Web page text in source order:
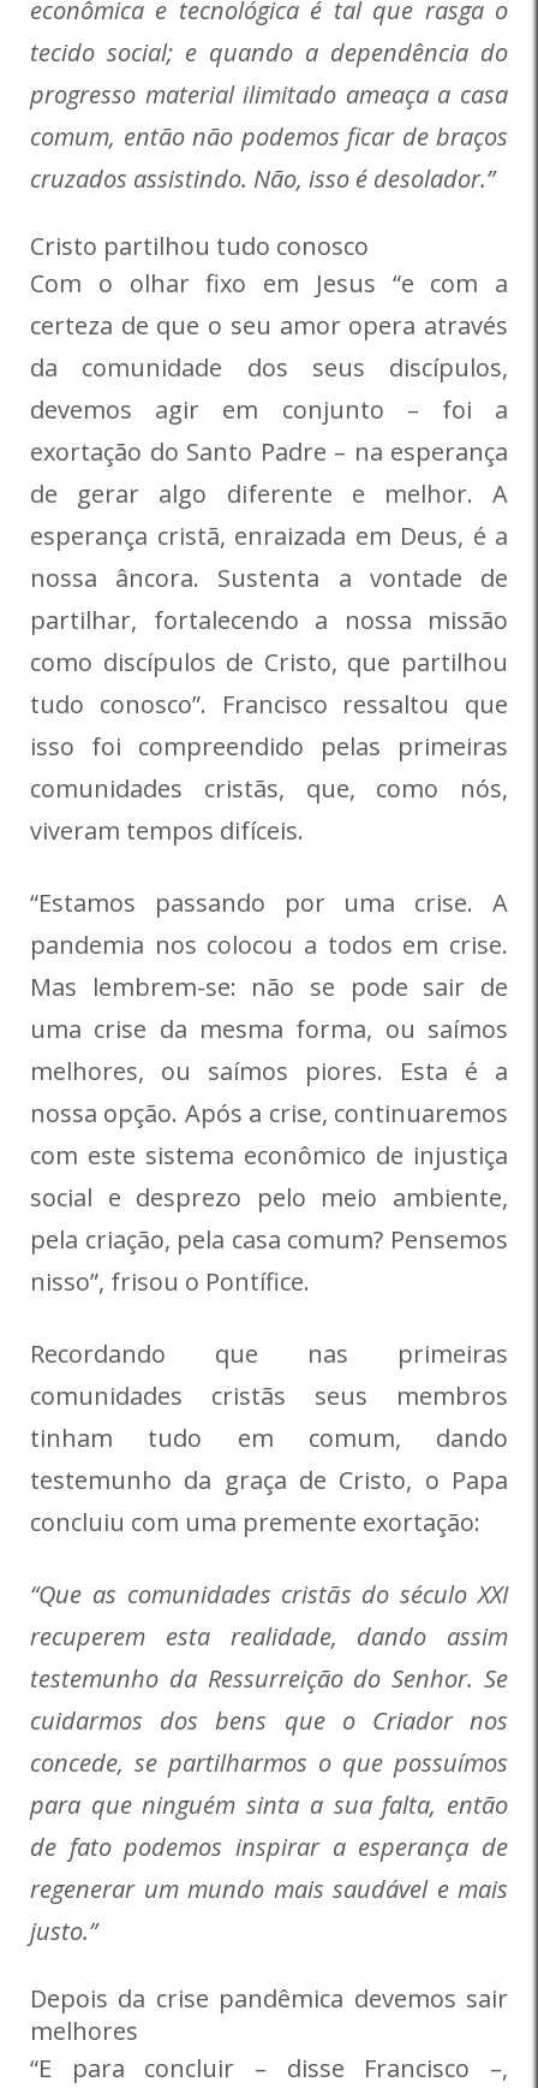
econômica e tecnológica é tal que rasga o
tecido social; e quando a dependência do
progresso material ilimitado ameaça a casa
comum, então não podemos ficar de braços
cruzados assistindo. Não, isso é desolador.”
Cristo partilhou tudo conosco
Com o olhar fixo em Jesus “e com a
certeza de que o seu amor opera através
da comunidade dos seus discípulos,
devemos agir em conjunto – foi a
exortação do Santo Padre – na esperança
de gerar algo diferente e melhor. A
esperança cristã, enraizada em Deus, é a
nossa âncora. Sustenta a vontade de
partilhar, fortalecendo a nossa missão
como discípulos de Cristo, que partilhou
tudo conosco”. Francisco ressaltou que
isso foi compreendido pelas primeiras
comunidades cristãs, que, como nós,
viveram tempos difíceis.
“Estamos passando por uma crise. A
pandemia nos colocou a todos em crise.
Mas lembrem-se: não se pode sair de
uma crise da mesma forma, ou saímos
melhores, ou saímos piores. Esta é a
nossa opção. Após a crise, continuaremos
com este sistema econômico de injustiça
social e desprezo pelo meio ambiente,
pela criação, pela casa comum? Pensemos
nisso”, frisou o Pontífice.
Recordando que nas primeiras
comunidades cristãs seus membros
tinham tudo em comum, dando
testemunho da graça de Cristo, o Papa
concluiu com uma premente exortação:
“Que as comunidades cristãs do século XXI
recuperem esta realidade, dando assim
testemunho da Ressurreição do Senhor. Se
cuidarmos dos bens que o Criador nos
concede, se partilharmos o que possuímos
para que ninguém sinta a sua falta, então
de fato podemos inspirar a esperança de
regenerar um mundo mais saudável e mais
justo.”
Depois da crise pandêmica devemos sair
melhores
“E para concluir – disse Francisco –,